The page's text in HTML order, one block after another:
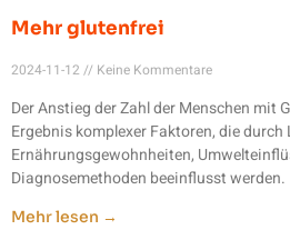
Mehr glutenfrei
2024-11-12 Keine Kommentare
Der Anstieg der Zahl der Menschen
Ergebnis komplexer Faktoren, die durch
Ernährungsgewohnheiten,
Diagnosemethoden beeinflusst werden.
Mehr lesen →